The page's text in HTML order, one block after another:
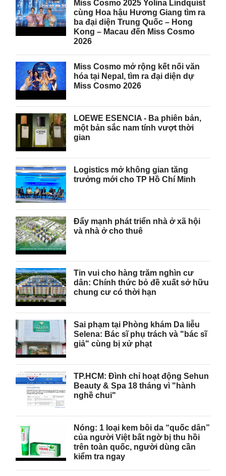
Miss Cosmo 2025 Yolina Lindquist
cùng Hoa hậu Hương Giang tìm ra
ba đại diện Trung Quốc – Hong
Kong – Macau đến Miss Cosmo
2026
Miss Cosmo mở rộng kết nối văn
hóa tại Nepal, tìm ra đại diện dự
Miss Cosmo 2026
LOEWE ESENCIA - Ba phiên bản,
một bản sắc nam tính vượt thời
gian
Logistics mở không gian tăng
trưởng mới cho TP Hồ Chí Minh
Đẩy mạnh phát triển nhà ở xã hội
và nhà ở cho thuê
Tin vui cho hàng trăm nghìn cư
dân: Chính thức bỏ đề xuất sở hữu
chung cư có thời hạn
Sai phạm tại Phòng khám Da liễu
Selena: Bác sĩ phụ trách và "bác sĩ
giả" cùng bị xử phạt
TP.HCM: Đình chỉ hoạt động Sehun
Beauty & Spa 18 tháng vì "hành
nghề chui"
Nóng: 1 loại kem bôi da “quốc dân”
của người Việt bất ngờ bị thu hồi
trên toàn quốc, người dùng cần
kiểm tra ngay